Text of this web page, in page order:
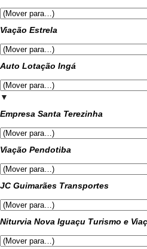
Viação Estrela
Auto Lotação Ingá
▼
Empresa Santa Terezinha
Viação Pendotiba
JC Guimarães Transportes
Niturvia Nova Iguaçu Turismo e